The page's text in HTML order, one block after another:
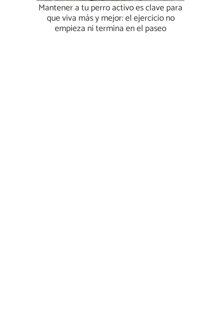
Mantener a tu perro activo es clave para
que viva más y mejor: el ejercicio no
empieza ni termina en el paseo